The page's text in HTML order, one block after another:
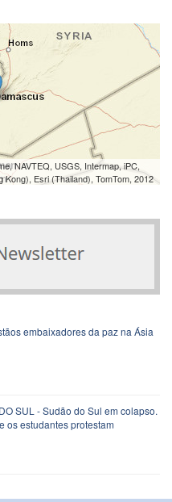
NAVTEQ, USGS, Intermap, iPC,
Esri (Thailand), TomTom, 2012
embaixadores da paz na Ásia
SUL - Sudão do Sul em colapso.
os estudantes protestam